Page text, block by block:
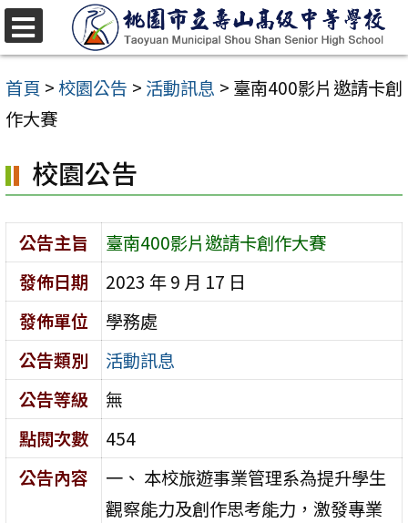
跳
至
主
要
容
區
首頁 >校園公告 > 活動訊息 > 臺南400影片邀請卡創
作大賽
校園公告
公告主旨
臺南400影片邀請卡創作大賽
發佈日期
2023 年 9 月 17 日
發佈單位
學務處
公告類別
活動訊息
公告等級
無
點閱次數
454
公告內容
一、 本校旅遊事業管理系為提升學生
觀察能力及創作思考能力，激發專業
選
單